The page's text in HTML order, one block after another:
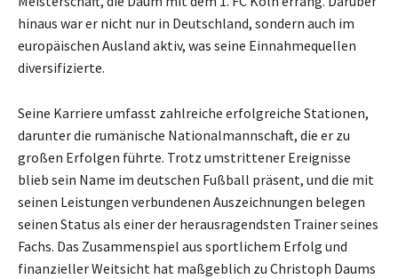
hinaus war er nicht nur in Deutschland, sondern auch im
europäischen Ausland aktiv, was seine Einnahmequellen
diversifizierte.
Seine Karriere umfasst zahlreiche erfolgreiche Stationen,
darunter die rumänische Nationalmannschaft, die er zu
großen Erfolgen führte. Trotz umstrittener Ereignisse
blieb sein Name im deutschen Fußball präsent, und die mit
seinen Leistungen verbundenen Auszeichnungen belegen
seinen Status als einer der herausragendsten Trainer seines
Fachs. Das Zusammenspiel aus sportlichem Erfolg und
finanzieller Weitsicht hat maßgeblich zu Christoph Daums